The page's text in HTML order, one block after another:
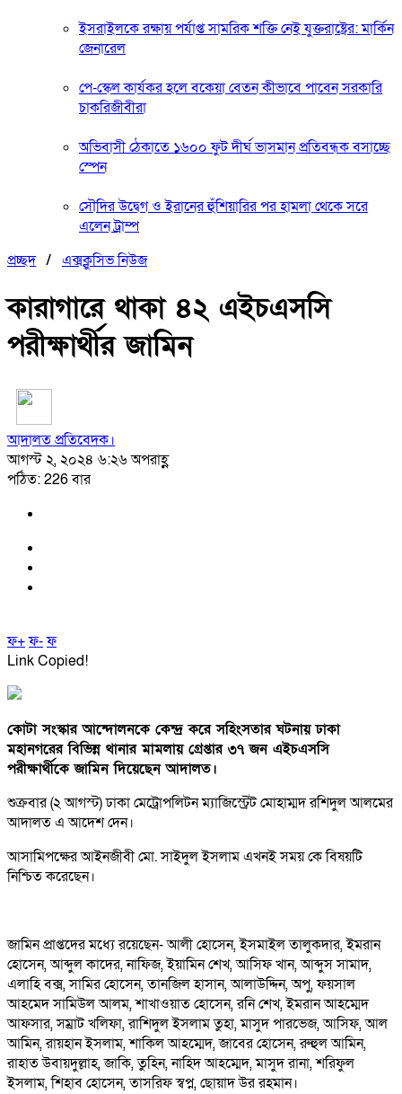
ইসরাইলকে রক্ষায় পর্যাপ্ত সামরিক শক্তি নেই যুক্তরাষ্ট্রের: মার্কিন
জেনারেল
পে-স্কেল কার্যকর হলে বকেয়া বেতন কীভাবে পাবেন সরকারি
চাকরিজীবীরা
অভিবাসী ঠেকাতে ১৬০০ ফুট দীর্ঘ ভাসমান প্রতিবন্ধক বসাচ্ছে
স্পেন
সৌদির উদ্বেগ ও ইরানের হুঁশিয়ারির পর হামলা থেকে সরে
এলেন ট্রাম্প
প্রচ্ছদ/ এক্সক্লুসিভ নিউজ
কারাগারে থাকা ৪২ এইচএসসি
পরীক্ষার্থীর জামিন
আদালত প্রতিবেদক।
আগস্ট ২, ২০২৪ ৬:২৬ অপরাহ্ণ
পঠিত: 226 বার
ফ+ফ-ফ
Link Copied!
কোটা সংস্কার আন্দোলনকে কেন্দ্র করে সহিংসতার ঘটনায় ঢাকা
মহানগরের বিভিন্ন থানার মামলায় গ্রেপ্তার ৩৭ জন এইচএসসি
পরীক্ষার্থীকে জামিন দিয়েছেন আদালত।
শুক্রবার (২ আগস্ট) ঢাকা মেট্রোপলিটন ম্যাজিস্ট্রেট মোহাম্মদ রশিদুল আলমের
আদালত এ আদেশ দেন।
আসামিপক্ষের আইনজীবী মো. সাইদুল ইসলাম এখনই সময় কে বিষয়টি
নিশ্চিত করেছেন।
জামিন প্রাপ্তদের মধ্যে রয়েছেন- আলী হোসেন, ইসমাইল তালুকদার, ইমরান
হোসেন, আব্দুল কাদের, নাফিজ, ইয়ামিন শেখ, আসিফ খান, আব্দুস সামাদ,
এলাহি বক্স, সামির হোসেন, তানজিল হাসান, আলাউদ্দিন, অপু, ফয়সাল
আহমেদ সামিউল আলম, শাখাওয়াত হোসেন, রনি শেখ, ইমরান আহম্মেদ
আফসার, সম্রাট খলিফা, রাশিদুল ইসলাম তুহা, মাসুদ পারভেজ, আসিফ, আল
আমিন, রায়হান ইসলাম, শাকিল আহম্মেদ, জাবের হোসেন, রুহুল আমিন,
রাহাত উবায়দুল্লাহ, জাকি, তুহিন, নাহিদ আহম্মেদ, মাসুদ রানা, শরিফুল
ইসলাম, শিহাব হোসেন, তাসরিফ স্বপ্ন, ছোয়াদ উর রহমান।